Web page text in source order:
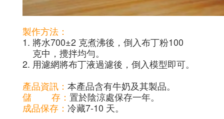
製作方法：
1. 將水700±2 克煮沸後，倒入布丁粉100
克中，攪拌均勻。
2. 用濾網將布丁液過濾後，倒入模型即可。
產品資訊： 本產品含有牛奶及其製品。
儲 存： 置於陰涼處保存一年。
成品保存： 冷藏7-10 天。